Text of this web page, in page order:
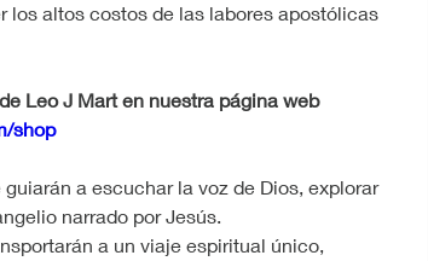
los altos costos de las labores apostólicas
Descubre las inspiradoras obras de Leo J Mart en nuestra página web
shop
a escuchar la voz de Dios, explorar
narrado por Jesús.
a un viaje espiritual único,